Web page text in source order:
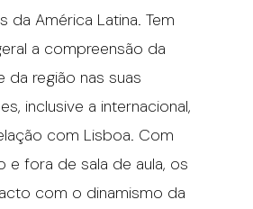
da América Latina. Tem
a compreensão da
da região nas suas
inclusive a internacional,
com Lisboa. Com
e fora de sala de aula, os
com o dinamismo da